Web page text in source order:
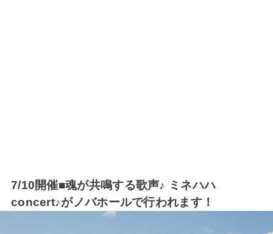
7/10開催■魂が共鳴する歌声♪ ミネハハ
concert♪がノバホールで行われます！